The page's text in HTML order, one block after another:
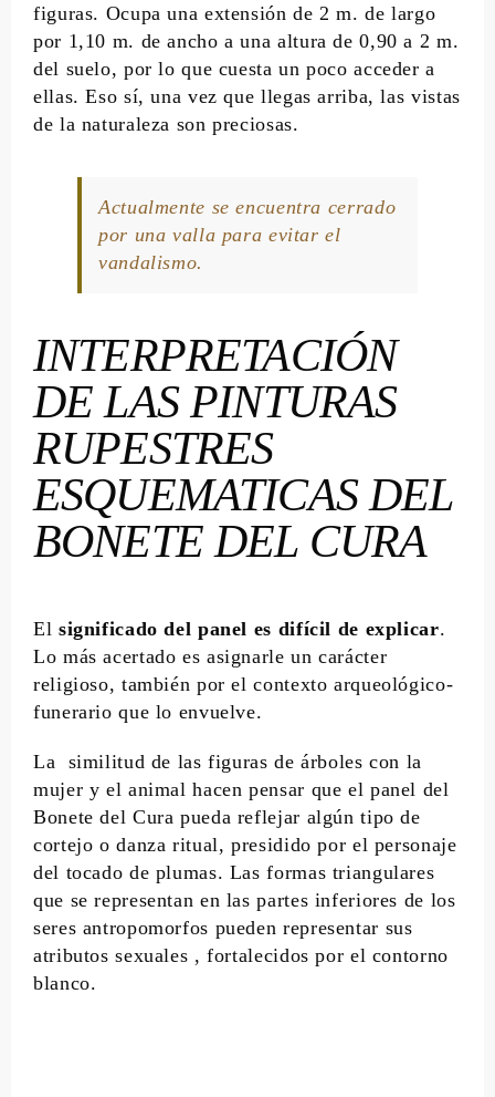
figuras. Ocupa una extensión de 2 m. de largo
por 1,10 m. de ancho a una altura de 0,90 a 2 m.
del suelo, por lo que cuesta un poco acceder a
ellas. Eso sí, una vez que llegas arriba, las vistas
de la naturaleza son preciosas.
Actualmente se encuentra cerrado
por una valla para evitar el
vandalismo.
INTERPRETACIÓN
DE LAS PINTURAS
RUPESTRES
ESQUEMATICAS DEL
BONETE DEL CURA
El significado del panel es difícil de explicar.
Lo más acertado es asignarle un carácter
religioso, también por el contexto arqueológico-
funerario que lo envuelve.
La similitud de las figuras de árboles con la
mujer y el animal hacen pensar que el panel del
Bonete del Cura pueda reflejar algún tipo de
cortejo o danza ritual, presidido por el personaje
del tocado de plumas. Las formas triangulares
que se representan en las partes inferiores de los
seres antropomorfos pueden representar sus
atributos sexuales , fortalecidos por el contorno
blanco.